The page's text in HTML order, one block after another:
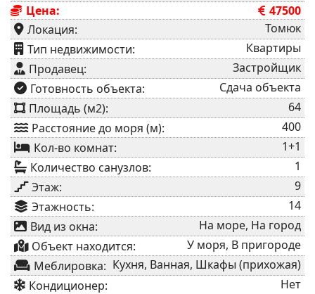
Цена:
47500
Локация:
Томюк
⁠Тип недвижимости:
Квартиры
Продавец:
Застройщик
⁠Готовность объекта:
Сдача объекта
Площадь (м2):
64
Расстояние до моря (м):
400
Кол-во комнат:
1+1
Количество санузлов:
1
Этаж:
9
Этажность:
14
Вид из окна:
На море, На город
Объект находится:
У моря, В пригороде
Меблировка: Кухня, Ванная, Шкафы (прихожая)
Кондиционер:
Нет